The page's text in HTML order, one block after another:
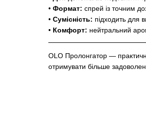
• Формат: спрей із точним
• Сумісність: підходить для
• Комфорт: нейтральний
OLO Пролонгатор —
отримувати більше